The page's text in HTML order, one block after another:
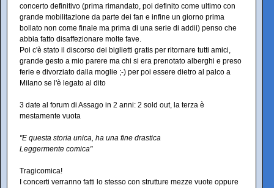
concerto definitivo (prima rimandato, poi definito come ultimo con
grande mobilitazione da parte dei fan e infine un giorno prima
bollato non come finale ma prima di una serie di addii) penso che
abbia fatto disaffezionare molte fave.
Poi c'è stato il discorso dei biglietti gratis per ritornare tutti amici,
grande gesto a mio parere ma chi si era prenotato alberghi e preso
ferie e divorziato dalla moglie ;-) per poi essere dietro al palco a
Milano se l'è legato al dito
3 date al forum di Assago in 2 anni: 2 sold out, la terza è
mestamente vuota
"E questa storia unica, ha una fine drastica
Leggermente comica"
Tragicomica!
I concerti verranno fatti lo stesso con strutture mezze vuote oppure